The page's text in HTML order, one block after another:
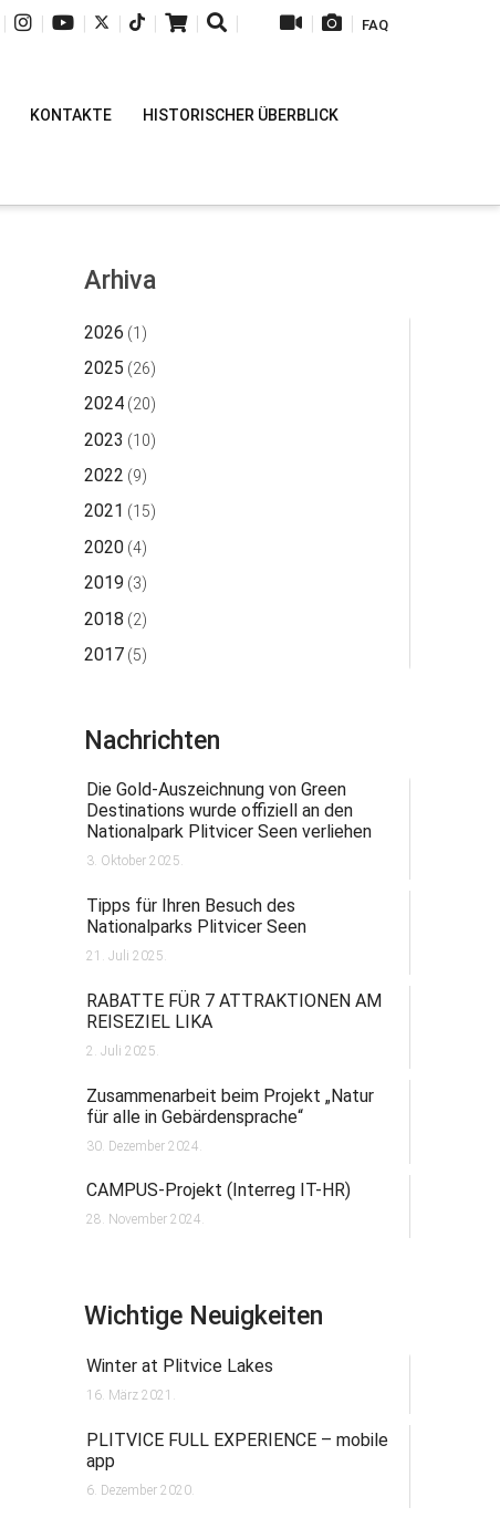
| | | | | | | | | FAQ
KONTAKTE HISTORISCHER ÜBERBLICK
Arhiva
2026 (1)
2025 (26)
2024 (20)
2023 (10)
2022 (9)
2021 (15)
2020 (4)
2019 (3)
2018 (2)
2017 (5)
Nachrichten
Die Gold-Auszeichnung von Green
Destinations wurde offiziell an den
Nationalpark Plitvicer Seen verliehen
3. Oktober 2025.
Tipps für Ihren Besuch des
Nationalparks Plitvicer Seen
21. Juli 2025.
RABATTE FÜR 7 ATTRAKTIONEN AM
REISEZIEL LIKA
2. Juli 2025.
Zusammenarbeit beim Projekt „Natur
für alle in Gebärdensprache“
30. Dezember 2024.
CAMPUS-Projekt (Interreg IT-HR)
28. November 2024.
Wichtige Neuigkeiten
Winter at Plitvice Lakes
16. März 2021.
PLITVICE FULL EXPERIENCE – mobile
app
6. Dezember 2020.